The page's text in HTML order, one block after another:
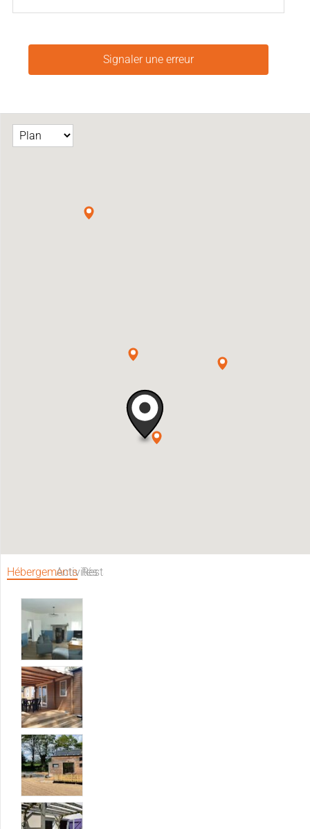
Signaler une erreur
HébergementsActivitésRestaurants